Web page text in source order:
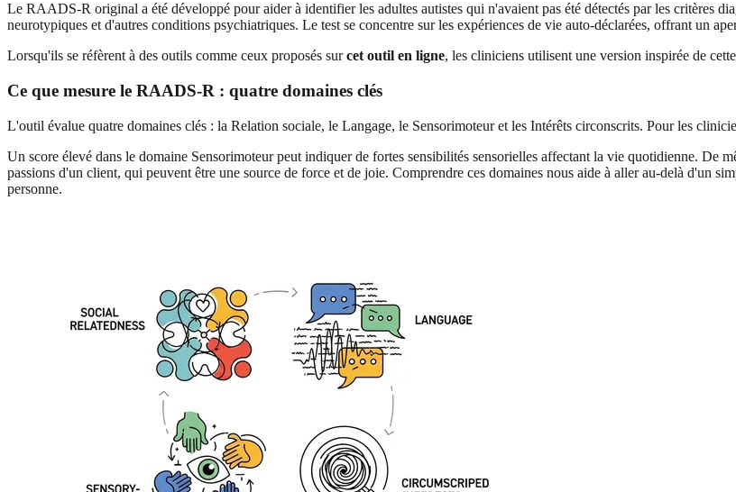
Le RAADS-R original a été développé pour aider à identifier les adultes autistes qui n'avaient pas été détectés par les critères
neurotypiques et d'autres conditions psychiatriques. Le test se concentre sur les expériences de vie auto-déclarées, offrant un
Lorsqu'ils se réfèrent à des outils comme ceux proposés surcet outil en ligne, les cliniciens utilisent une version inspirée de
Ce que mesure le RAADS-R : quatre domaines clés
L'outil évalue quatre domaines clés : la Relation sociale, le Langage, le Sensorimoteur et les Intérêts circonscrits. Pour les
Un score élevé dans le domaine Sensorimoteur peut indiquer de fortes sensibilités sensorielles affectant la vie quotidienne. De
passions d'un client, qui peuvent être une source de force et de joie. Comprendre ces domaines nous aide à aller au-delà d'un
personne.